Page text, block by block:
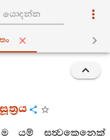
යම් සත්‍වකෙනෙක්